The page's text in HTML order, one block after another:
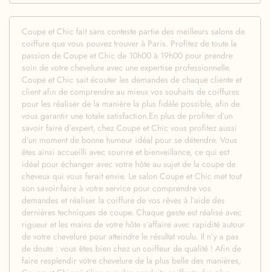
Coupe et Chic fait sans conteste partie des meilleurs salons de
coiffure que vous pouvez trouver à Paris. Profitez de toute la
passion de Coupe et Chic de 10h00 à 19h00 pour prendre
soin de votre chevelure avec une expertise professionnelle.
Coupe et Chic sait écouter les demandes de chaque cliente et
client afin de comprendre au mieux vos souhaits de coiffures
pour les réaliser de la manière la plus fidèle possible, afin de
vous garantir une totale satisfaction.En plus de profiter d’un
savoir faire d’expert, chez Coupe et Chic vous profitez aussi
d’un moment de bonne humeur idéal pour se détendre. Vous
êtes ainsi accueilli avec sourire et bienveillance, ce qui est
idéal pour échanger avec votre hôte au sujet de la coupe de
cheveux qui vous ferait envie. Le salon Coupe et Chic met tout
son savoir-faire à votre service pour comprendre vos
demandes et réaliser la coiffure de vos rêves à l’aide des
dernières techniques de coupe. Chaque geste est réalisé avec
rigueur et les mains de votre hôte s’affaire avec rapidité autour
de votre chevelure pour atteindre le résultat voulu. Il n’y a pas
de doute : vous êtes bien chez un coiffeur de qualité ! Afin de
faire resplendir votre chevelure de la plus belle des manières,